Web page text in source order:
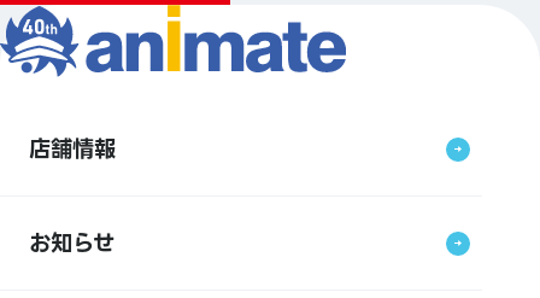
店舗情報
お知らせ